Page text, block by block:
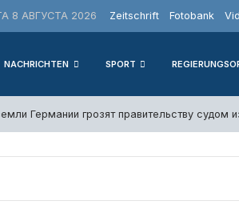
8 АВГУСТА 2026 Zeitschrift Fotobank
NACHRICHTEN SPORT
Германии грозят правительству